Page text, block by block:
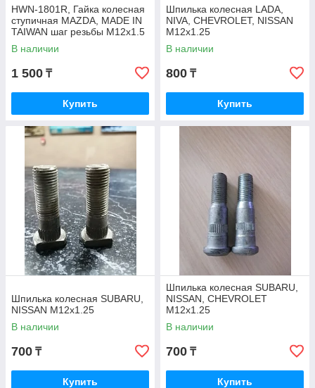
HWN-1801R, Гайка колесная
ступичная MAZDA, MADE IN
TAIWAN шаг резьбы М12х1.5
В наличии
1 500 ₸
Купить
Шпилька колесная LADA,
NIVA, CHEVROLET, NISSAN
M12х1.25
В наличии
800 ₸
Купить
Шпилька колесная SUBARU,
NISSAN M12х1.25
В наличии
700 ₸
Купить
Шпилька колесная SUBARU,
NISSAN, CHEVROLET
M12х1.25
В наличии
700 ₸
Купить